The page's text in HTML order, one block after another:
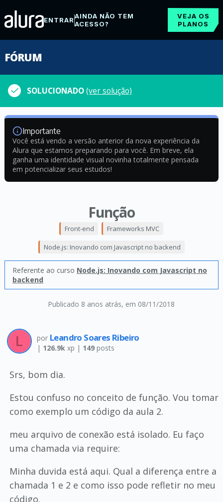
ENTRARAINDA NÃO TEM
ACESSO?
VEJA OS
PLANOS
FÓRUM
SOLUCIONADO(ver solução)
Importante
Você está vendo a versão anterior da nova experiência da
Alura que estamos preparando para você. Em breve, ela
ganha uma identidade visual novinha totalmente pensada
em potencializar seus estudos!
Função
Publicado 8 anos atrás, em 08/11/2018
Front-end Frameworks MVC
Node.js: Inovando com Javascript no backend
Referente ao curso Node.js: Inovando com Javascript no
backend
por Leandro Soares Ribeiro
| 126.9kxp | 149posts
Srs, bom dia.
Estou confuso no conceito de função. Vou tomar
como exemplo um código da aula 2.
meu arquivo de conexão está isolado. Eu faço
uma chamada via require:
Minha duvida está aqui. Qual a diferença entre a
chamada 1 e 2 e como isso pode refletir no meu
código.